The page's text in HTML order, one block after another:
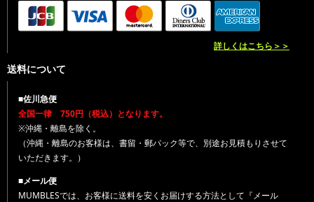
詳しくはこちら＞＞
送料について
■佐川急便
全国一律 750円（税込）となります。
※沖縄・離島を除く。
（沖縄・離島のお客様は、書留・郵パック等で、別途お見積もりさせて
いただきます。）
■メール便
MUMBLESでは、お客様に送料を安くお届けする方法として『メール